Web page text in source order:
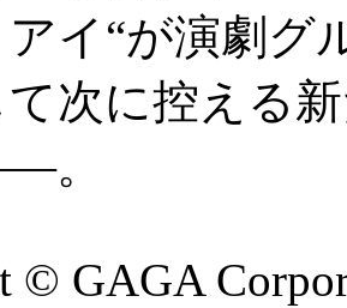
アイ“が演劇グ
次に控える
。
© GAGA